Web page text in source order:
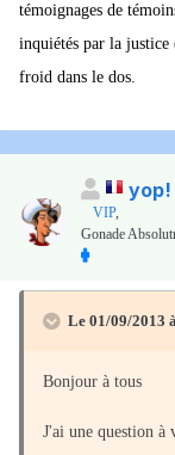
témoignages de
inquiétés par la
froid dans le dos.
yop!
VIP,
Gonade
Le 01/09/2013
Bonjour à tous
J'ai une question à